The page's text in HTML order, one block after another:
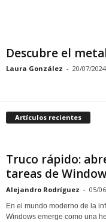
Descubre el
Laura González - 20/07/2024
Artículos recientes
Truco rápido:
tareas de
Alejandro Rodríguez - 05/
En el mundo moderno de la
Windows emerge como una